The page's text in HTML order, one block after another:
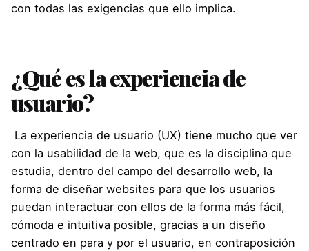
con todas las exigencias que ello implica.
¿Qué es la experiencia de
usuario?
La experiencia de usuario (UX) tiene mucho que ver
con la usabilidad de la web, que es la disciplina que
estudia, dentro del campo del desarrollo web, la
forma de diseñar websites para que los usuarios
puedan interactuar con ellos de la forma más fácil,
cómoda e intuitiva posible, gracias a un diseño
centrado en para y por el usuario, en contraposición